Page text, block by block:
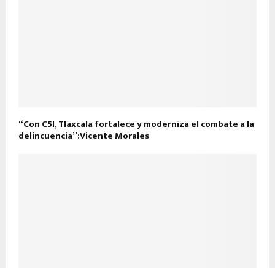
“Con C5I, Tlaxcala fortalece y moderniza el combate a la
delincuencia”:Vicente Morales